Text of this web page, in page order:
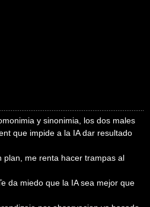
y sinonimia, los dos males
que impide a la IA dar resultado
plan, me renta hacer trampas al
da miedo que la IA sea mejor que